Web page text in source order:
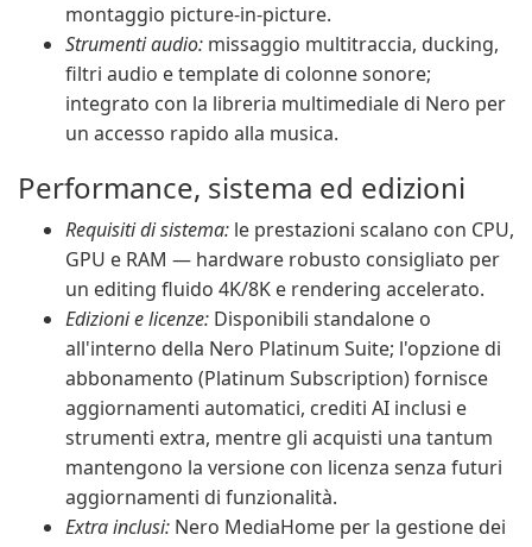
montaggio picture-in-picture.
Strumenti audio: missaggio multitraccia, ducking,
filtri audio e template di colonne sonore;
integrato con la libreria multimediale di Nero per
un accesso rapido alla musica.
Performance, sistema ed edizioni
Requisiti di sistema: le prestazioni scalano con CPU,
GPU e RAM — hardware robusto consigliato per
un editing fluido 4K/8K e rendering accelerato.
Edizioni e licenze: Disponibili standalone o
all'interno della Nero Platinum Suite; l'opzione di
abbonamento (Platinum Subscription) fornisce
aggiornamenti automatici, crediti AI inclusi e
strumenti extra, mentre gli acquisti una tantum
mantengono la versione con licenza senza futuri
aggiornamenti di funzionalità.
Extra inclusi: Nero MediaHome per la gestione dei